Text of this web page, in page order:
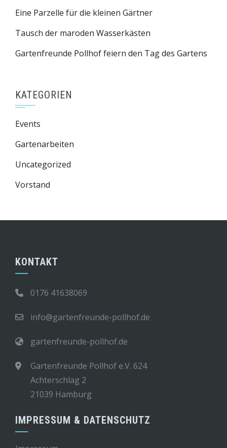
Eine Parzelle für die kleinen Gärtner
Tausch der maroden Wasserkästen
Gartenfreunde Pollhof feiern den Tag des Gartens
KATEGORIEN
Events
Gartenarbeiten
Uncategorized
Vorstand
KONTAKT
0176 41638069
info@gartenfreunde-pollhof.de
gartenfreunde-pollhof.de
Gartenfreunde Pollhof e.V. 624
Achterschlag 2
21039 Hamburg
IMPRESSUM & DATENSCHUTZ